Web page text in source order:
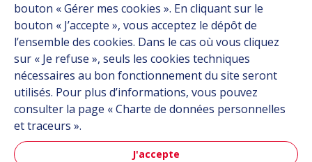
Suivez-nous
Linkedin
Instagram
bouton « Gérer mes cookies ». En cliquant sur le
bouton « J’accepte », vous acceptez le dépôt de
l’ensemble des cookies. Dans le cas où vous cliquez
sur « Je refuse », seuls les cookies techniques
nécessaires au bon fonctionnement du site seront
utilisés. Pour plus d’informations, vous pouvez
consulter la page « Charte de données personnelles
et traceurs ».
J'accepte